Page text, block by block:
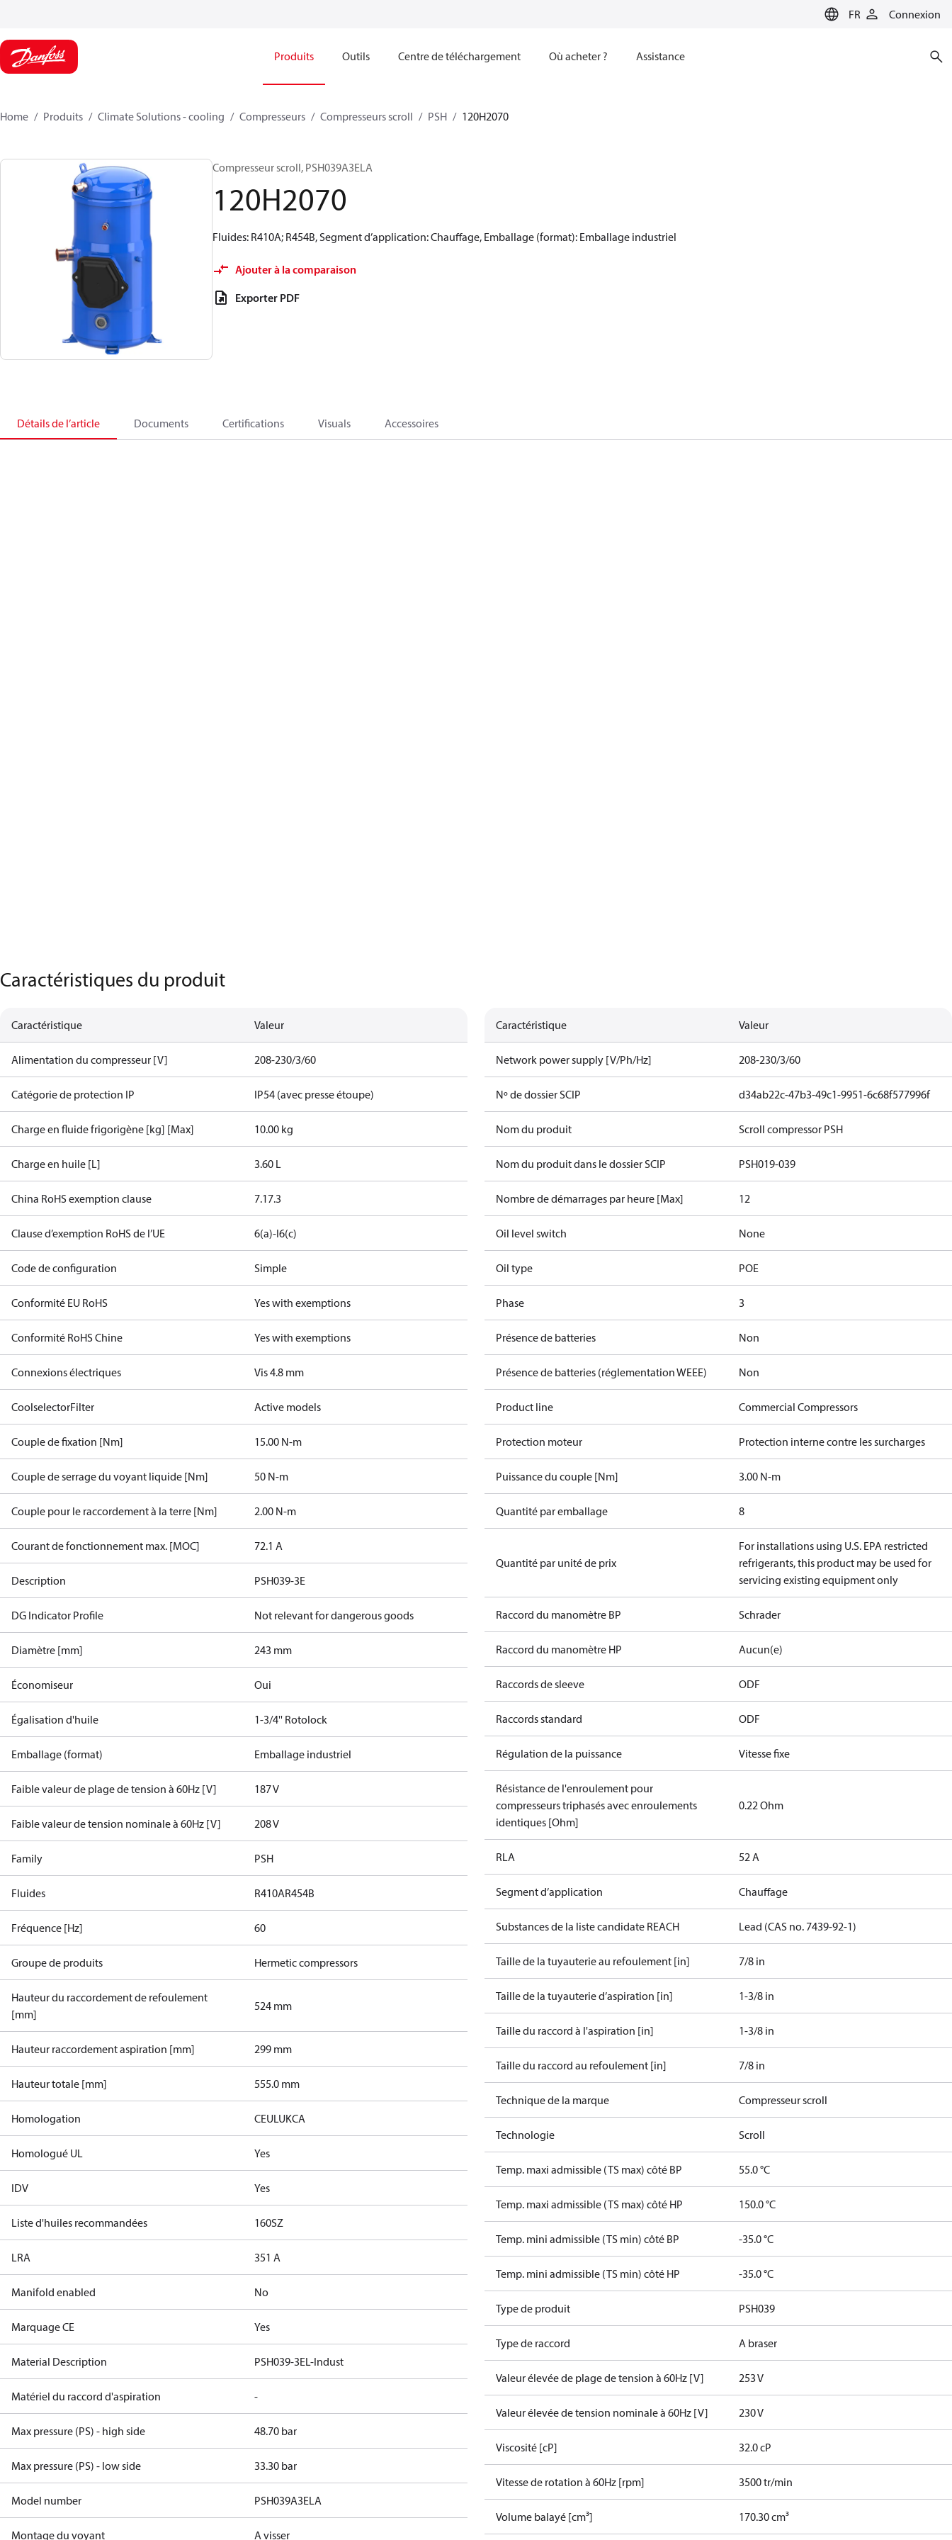
FR Connexion
Produits Outils Centre de téléchargement Où acheter ? Assistance
Home Produits Climate Solutions - cooling Compresseurs Compresseurs scroll PSH 120H2070
Compresseur scroll, PSH039A3ELA
120H2070
Fluides: R410A; R454B, Segment d’application: Chauffage, Emballage (format): Emballage industriel
Ajouter à la comparaison
Exporter PDF
Détails de l’article Documents Certifications Visuals Accessoires
Caractéristiques du produit
Caractéristique Valeur
Alimentation du compresseur [V] 208-230/3/60
Catégorie de protection IP IP54 (avec presse étoupe)
Charge en fluide frigorigène [kg] [Max] 10.00 kg
Charge en huile [L] 3.60 L
China RoHS exemption clause 7.17.3
Clause d’exemption RoHS de l’UE 6(a)-I6(c)
Code de configuration Simple
Conformité EU RoHS Yes with exemptions
Conformité RoHS Chine Yes with exemptions
Connexions électriques Vis 4.8 mm
CoolselectorFilter Active models
Couple de fixation [Nm] 15.00 N-m
Couple de serrage du voyant liquide [Nm] 50 N-m
Couple pour le raccordement à la terre [Nm] 2.00 N-m
Courant de fonctionnement max. [MOC] 72.1 A
Description PSH039-3E
DG Indicator Profile Not relevant for dangerous goods
Diamètre [mm] 243 mm
Économiseur Oui
Égalisation d'huile 1-3/4'' Rotolock
Emballage (format) Emballage industriel
Faible valeur de plage de tension à 60Hz [V] 187 V
Faible valeur de tension nominale à 60Hz [V] 208 V
Family PSH
Fluides R410AR454B
Fréquence [Hz] 60
Groupe de produits Hermetic compressors
Hauteur du raccordement de refoulement
[mm]
524 mm
Hauteur raccordement aspiration [mm] 299 mm
Hauteur totale [mm] 555.0 mm
Homologation CEULUKCA
Homologué UL Yes
IDV Yes
Liste d'huiles recommandées 160SZ
LRA 351 A
Manifold enabled No
Marquage CE Yes
Material Description PSH039-3EL-Indust
Matériel du raccord d'aspiration -
Max pressure (PS) - high side 48.70 bar
Max pressure (PS) - low side 33.30 bar
Model number PSH039A3ELA
Montage du voyant A visser
Caractéristique Valeur
Network power supply [V/Ph/Hz] 208-230/3/60
Nº de dossier SCIP d34ab22c-47b3-49c1-9951-6c68f577996f
Nom du produit Scroll compressor PSH
Nom du produit dans le dossier SCIP PSH019-039
Nombre de démarrages par heure [Max] 12
Oil level switch None
Oil type POE
Phase 3
Présence de batteries Non
Présence de batteries (réglementation WEEE) Non
Product line Commercial Compressors
Protection moteur Protection interne contre les surcharges
Puissance du couple [Nm] 3.00 N-m
Quantité par emballage 8
Quantité par unité de prix
For installations using U.S. EPA restricted
refrigerants, this product may be used for
servicing existing equipment only
Raccord du manomètre BP Schrader
Raccord du manomètre HP Aucun(e)
Raccords de sleeve ODF
Raccords standard ODF
Régulation de la puissance Vitesse fixe
Résistance de l'enroulement pour
compresseurs triphasés avec enroulements
identiques [Ohm]
0.22 Ohm
RLA 52 A
Segment d’application Chauffage
Substances de la liste candidate REACH Lead (CAS no. 7439-92-1)
Taille de la tuyauterie au refoulement [in] 7/8 in
Taille de la tuyauterie d’aspiration [in] 1-3/8 in
Taille du raccord à l'aspiration [in] 1-3/8 in
Taille du raccord au refoulement [in] 7/8 in
Technique de la marque Compresseur scroll
Technologie Scroll
Temp. maxi admissible (TS max) côté BP 55.0 °C
Temp. maxi admissible (TS max) côté HP 150.0 °C
Temp. mini admissible (TS min) côté BP -35.0 °C
Temp. mini admissible (TS min) côté HP -35.0 °C
Type de produit PSH039
Type de raccord A braser
Valeur élevée de plage de tension à 60Hz [V] 253 V
Valeur élevée de tension nominale à 60Hz [V] 230 V
Viscosité [cP] 32.0 cP
Vitesse de rotation à 60Hz [rpm] 3500 tr/min
Volume balayé [cm³] 170.30 cm³